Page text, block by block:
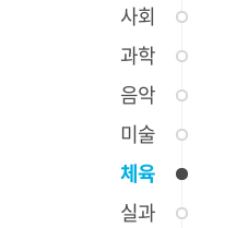
사회
과학
음악
미술
체육
실과